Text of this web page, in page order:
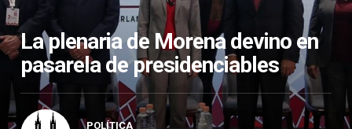
La plenaria de Morena devino en
pasarela de presidenciables
POLÍTICA